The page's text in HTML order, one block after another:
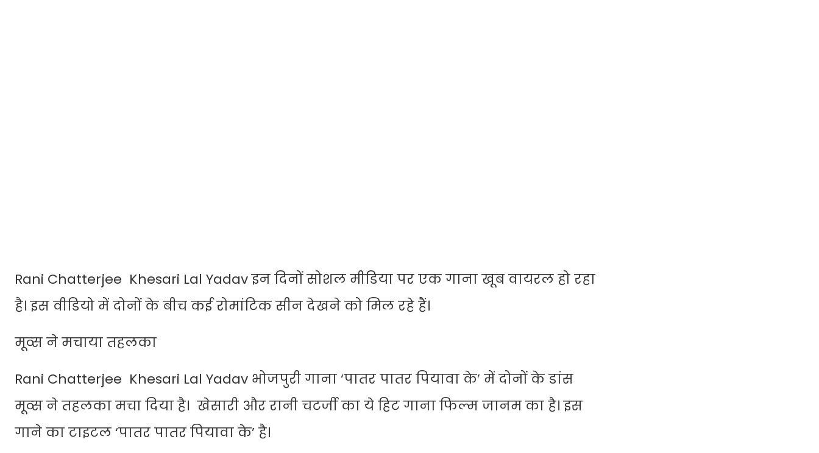
Rani Chatterjee Khesari Lal Yadav इन दिनों सोशल मीडिया पर एक गाना खूब वायरल हो रहा
है। इस वीडियो में दोनों के बीच कई रोमांटिक सीन देखने को मिल रहे हैं।
मूव्स ने मचाया तहलका
Rani Chatterjee Khesari Lal Yadav भोजपुरी गाना ‘पातर पातर पियावा के’ में दोनों के डांस
मूव्स ने तहलका मचा दिया है। खेसारी और रानी चटर्जी का ये हिट गाना फिल्म जानम का है। इस
गाने का टाइटल ‘पातर पातर पियावा के’ है।